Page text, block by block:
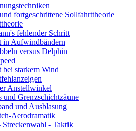
fortgeschrittene Sollfahrttheorie
fehlender Schritt
in Aufwindbändern
versus Delphin
bei starkem Wind
Anstellwinkel
und Grenzschichtzäune
und Ausblasung
Aerodramatik
Streckenwahl - Taktik